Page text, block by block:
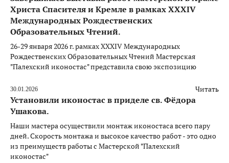
Христа Спасителя и Кремле в рамках XXXIV
Международных Рождественских
Образовательных Чтений.
26-29 января 2026 г. рамках XXXIV Международных
Рождественских Образовательных Чтений Мастерская
"Палехский иконостас" представила свою экспозицию
30.01.2026 Читать
Установили иконостас в приделе св. Фёдора
Ушакова.
Наши мастера осуществили монтаж иконостаса всего пару
дней. Скорость монтажа и высокое качество работ - это одно
из преимуществ работы с Мастерской "Палехский
иконостас"